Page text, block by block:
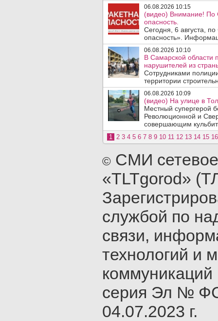
06.08.2026 10:15
(видео) Внимание! По
опасность.
Сегодня, 6 августа,
опасность».
06.08.2026 10:10
В Самарской области
нарушителей из
Сотрудниками
территории
06.08.2026 10:09
(видео) На улице в
Местный супергерой
Революционной и
совершающим
1 2 3 4 5 6 7 8 9 10 11 12 13 14 15 16
© СМИ
«TLTgorod»
службой по
связи,
технологий и
серия Эл №
04.07.2023 г.